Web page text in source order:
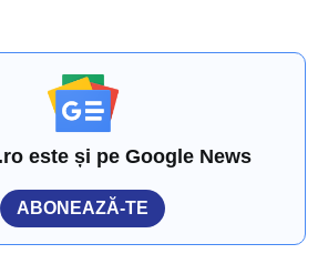
este și pe Google News
ABONEAZĂ-TE